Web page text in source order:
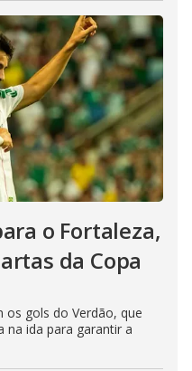
o Fortaleza,
da Copa
os gols do Verdão, que
na ida para garantir a